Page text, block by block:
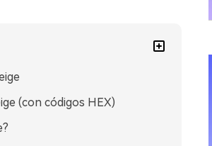
(con códigos HEX)